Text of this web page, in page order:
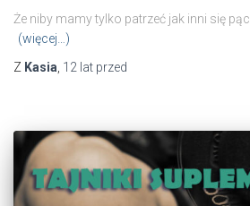
Że niby mamy tylko patrzeć jak inni się
(więcej…)
Z Kasia 12 lat przed